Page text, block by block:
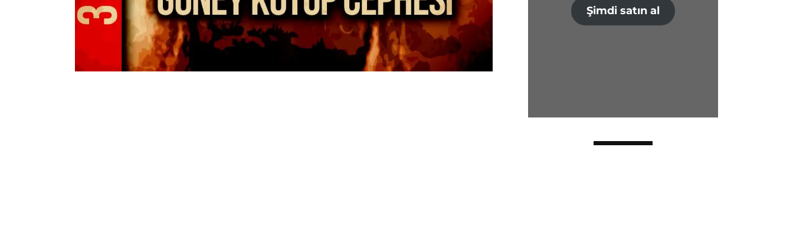
Şimdi satın al